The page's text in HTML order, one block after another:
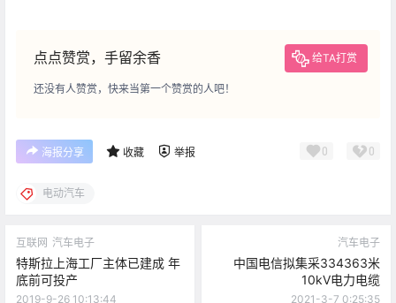
点点赞赏，手留余香 给TA打赏
还没有人赞赏，快来当第一个赞赏的人吧！
海报分享 收藏 举报 0 0
电动汽车
互联网 汽车电子
特斯拉上海工厂主体已建成 年
底前可投产
2019-9-26 10:13:44
汽车电子
中国电信拟集采334363米
10kV电力电缆
2021-3-7 0:25:35